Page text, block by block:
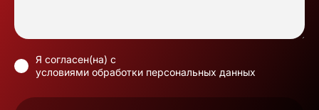
Я согласен(на) с
условиями обработки персональных данных